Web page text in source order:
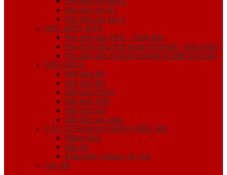
Phụ kiện ren K1
Phụ kiện ren giá rẻ
PHỤ KIỆN HÀN
Phụ kiện hàn FKK – Nhật Bản
Phụ Kiện Hàn Jinil bend (Dybend) – Hàn Quốc
Phụ kiện hàn SCH20 SCH40 SCH80 SCH160
MẶT BÍCH
Mặt bích JIS
Mặt bích BS
Mặt bích ANSI
Mặt bích DIN
Mặt bích mù
Mặt bích gia công
VẬT TƯ KHOAN NHỒI, SIÊU ÂM
Măng sông
Nắp bịt
Kẽm buộc, bulong, ốc viss
Cóc nối